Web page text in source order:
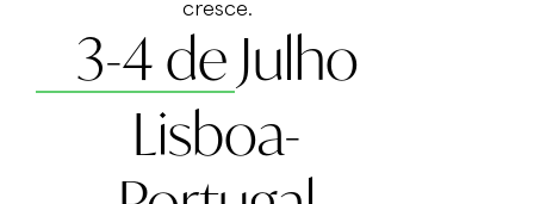
cresce.
3-4 de Julho
Lisboa-